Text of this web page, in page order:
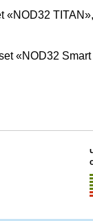
«NOD32
«NOD32